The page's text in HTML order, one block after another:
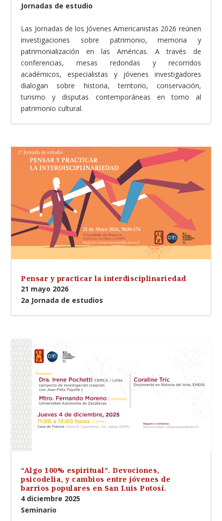
Jornadas de estudio
Las Jornadas de los Jóvenes Americanistas 2026 reúnen
investigaciones sobre patrimonio, memoria y
patrimonialización en las Américas. A través de
conferencias, mesas redondas y recorridos
académicos, especialistas y jóvenes investigadores
dialogan sobre historia, territorio, conservación,
turismo y disputas contemporáneas en torno al
patrimonio cultural.
Pensar y practicar la interdisciplinariedad
21 mayo 2026
2a Jornada de estudios
“Algo 100% espiritual”. Devociones,
psicodelia, y cambios entre jóvenes de
barrios populares en San Luis Potosí.
4 diciembre 2025
Seminario